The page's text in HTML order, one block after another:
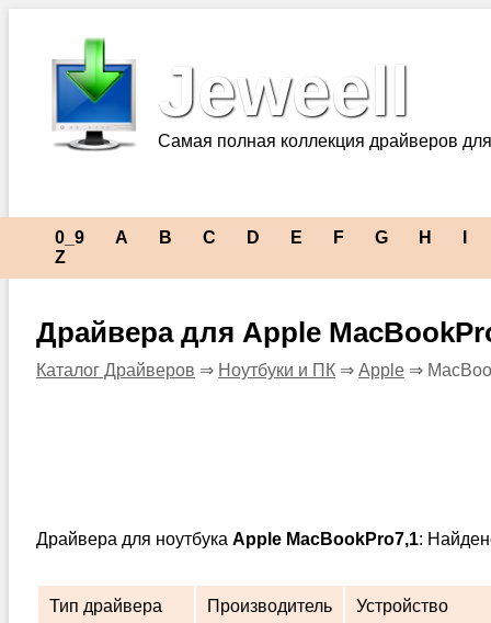
Jeweell
Самая полная коллекция драйверов
0_9 A B C D E F G H
Z
Драйвера для Apple
Каталог Драйверов ⇒ Ноутбуки и ПК ⇒ Apple ⇒
Драйвера для ноутбука Apple MacBookPro7,1:
Тип драйвера Производитель Устройство